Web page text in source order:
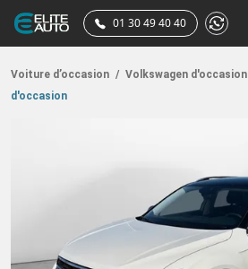
01 30 49 40 40
Voiture d’occasion / Volkswagen d'occasion
d'occasion